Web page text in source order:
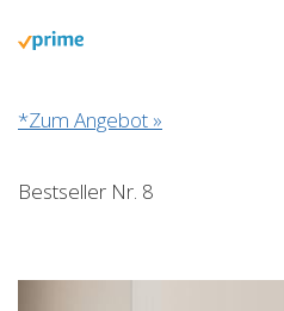
*Zum Angebot »
Bestseller Nr. 8